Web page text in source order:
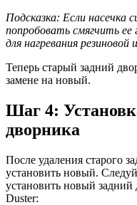
Подсказка: Если
попробовать смягчить ее
для нагревания резиновой
Теперь старый задний
замене на новый.
Шаг 4:
дворника
После удаления старого
установить новый.
установить новый
Duster: